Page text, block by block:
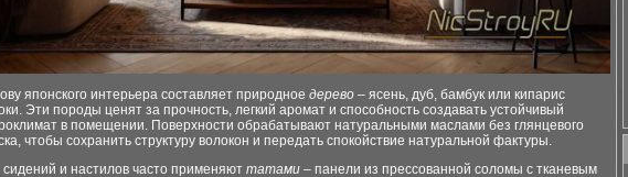
японского интерьера составляет природное дерево – ясень, дуб, бамбук или кипарис
Эти породы ценят за прочность, легкий аромат и способность создавать устойчивый
в помещении. Поверхности обрабатывают натуральными маслами без глянцевого
чтобы сохранить структуру волокон и передать спокойствие натуральной фактуры.
и настилов часто применяют татами – панели из прессованной соломы с тканевым